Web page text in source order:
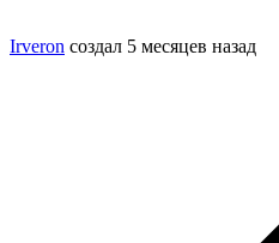
Irveron создал 5 месяцев назад